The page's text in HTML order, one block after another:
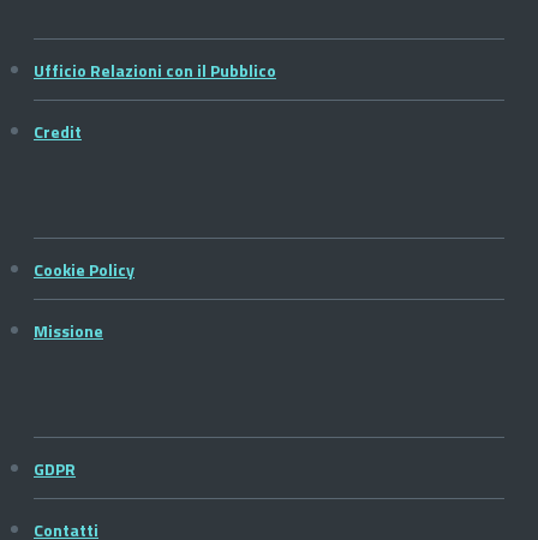
Ufficio Relazioni con il Pubblico
Credit
Cookie Policy
Missione
GDPR
Contatti